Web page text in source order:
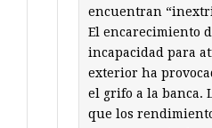
encuentran
El encarecimiento
incapacidad para
exterior ha
el grifo a la banca.
que los